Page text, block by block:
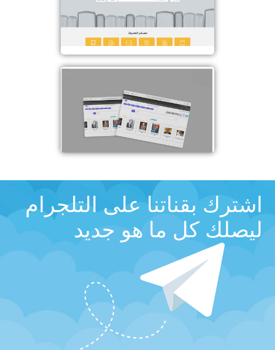
اشترك بقناتنا على التلجرام
ليصلك كل ما هو جديد